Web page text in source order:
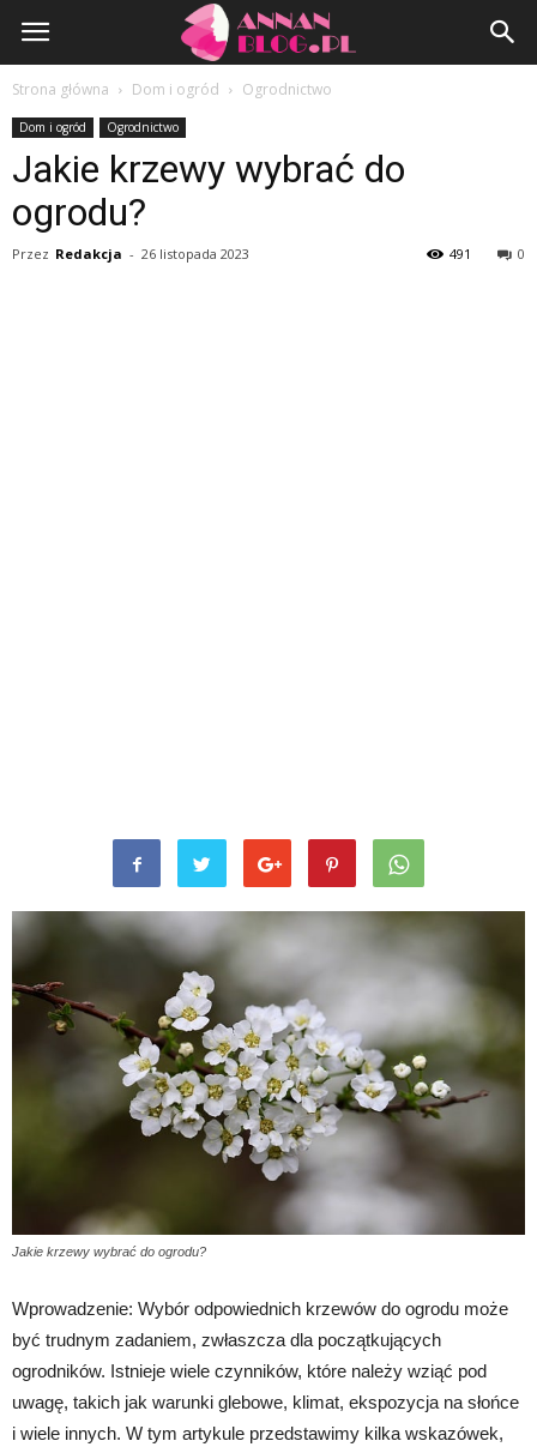
AnnanBlog.pl
Strona główna Dom i ogród Ogrodnictwo
Dom i ogród Ogrodnictwo
Jakie krzewy wybrać do
ogrodu?
Przez Redakcja - 26 listopada 2023 0
491
Jakie krzewy wybrać do ogrodu?
Wprowadzenie: Wybór odpowiednich krzewów do ogrodu może
być trudnym zadaniem, zwłaszcza dla początkujących
ogrodników. Istnieje wiele czynników, które należy wziąć pod
uwagę, takich jak warunki glebowe, klimat, ekspozycja na słońce
i wiele innych. W tym artykule przedstawimy kilka wskazówek,